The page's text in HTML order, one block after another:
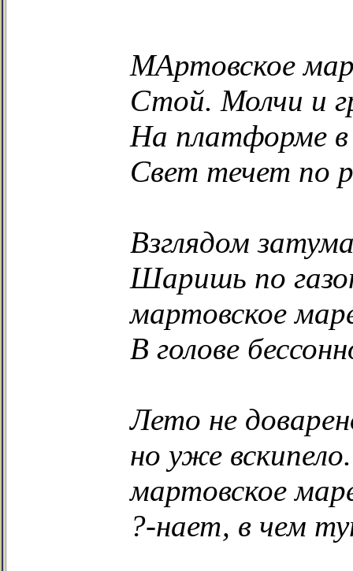
МАртовское
Стой. Молчи и
На платформе
Свет течет по
Взглядом
Шаришь по
мартовское
В голове
Лето не
но уже вскипело.
мартовское
?-нает, в чем